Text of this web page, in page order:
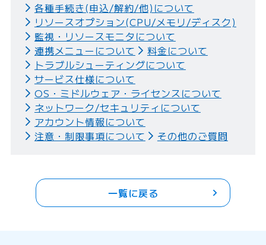
各種手続き(申込/解約/他)について
リソースオプション(CPU/メモリ/ディスク)
監視・リソースモニタについて
連携メニューについて
料金について
トラブルシューティングについて
サービス仕様について
OS・ミドルウェア・ライセンスについて
ネットワーク/セキュリティについて
アカウント情報について
注意・制限事項について
その他のご質問
一覧に戻る